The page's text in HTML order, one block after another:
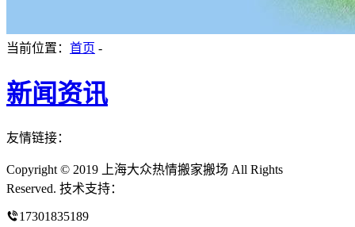
当前位置： 首页 -
新闻资讯
友情链接：
Copyright © 2019 上海大众热情搬家搬场 All Rights
Reserved. 技术支持：
17301835189